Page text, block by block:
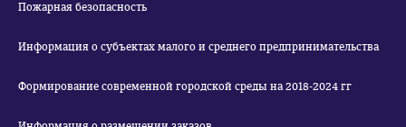
Пожарная безопасность
Информация о субъектах малого и среднего предпринимательства
Формирование современной городской среды на 2018-2024 гг